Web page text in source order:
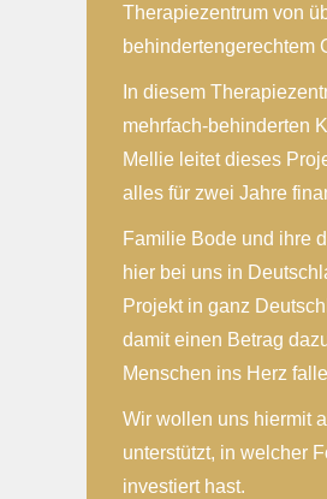
Therapiezentrum von
behindertengerechtem
In diesem
mehrfach-behinderten
Mellie leitet dieses
alles für zwei Jahre
Familie Bode und ihre
hier bei uns in
Projekt in ganz
damit einen Betrag
Menschen ins Herz
Wir wollen uns hiermit
unterstützt, in welcher
investiert hast.